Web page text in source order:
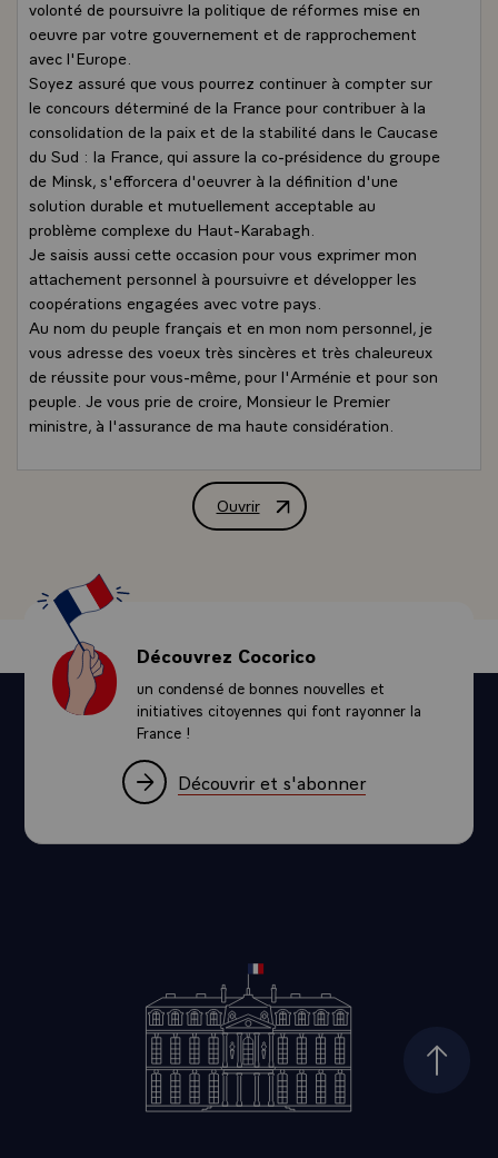
volonté de poursuivre la politique de réformes mise en
oeuvre par votre gouvernement et de rapprochement
avec l'Europe.
Soyez assuré que vous pourrez continuer à compter sur
le concours déterminé de la France pour contribuer à la
consolidation de la paix et de la stabilité dans le Caucase
du Sud : la France, qui assure la co-présidence du groupe
de Minsk, s'efforcera d'oeuvrer à la définition d'une
solution durable et mutuellement acceptable au
problème complexe du Haut-Karabagh.
Je saisis aussi cette occasion pour vous exprimer mon
attachement personnel à poursuivre et développer les
coopérations engagées avec votre pays.
Au nom du peuple français et en mon nom personnel, je
vous adresse des voeux très sincères et très chaleureux
de réussite pour vous-même, pour l'Arménie et pour son
peuple. Je vous prie de croire, Monsieur le Premier
ministre, à l'assurance de ma haute considération.
Ouvrir
Lettre de félicitations de M. Nicolas
Découvrez Cocorico
un condensé de bonnes nouvelles et
initiatives citoyennes qui font rayonner la
France !
Découvrir et s'abonner
Haut